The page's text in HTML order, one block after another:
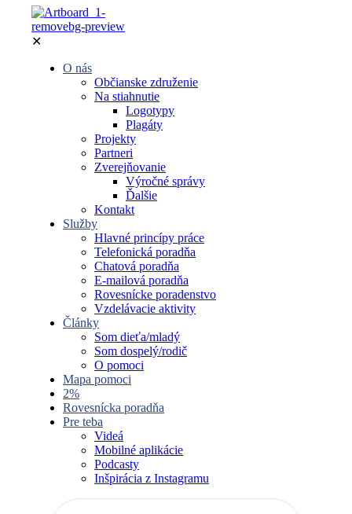
✕
O nás
Občianske združenie
Na stiahnutie
Logotypy
Plagáty
Projekty
Partneri
Zverejňovanie
Výročné správy
Ďalšie
Kontakt
Služby
Hlavné princípy práce
Telefonická poradňa
Chatová poradňa
E-mailová poradňa
Rovesnícke poradenstvo
Vzdelávacie aktivity
Články
Som dieťa/mladý
Som dospelý/rodič
O pomoci
Mapa pomoci
2%
Rovesnícka poradňa
Pre teba
Videá
Mobilné aplikácie
Podcasty
Inšpirácia z Instagramu